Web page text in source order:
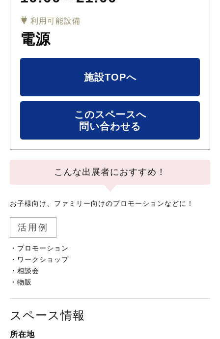
利用可能設備
電源
施設TOPへ
このスペースへ
問い合わせる
こんな出展者におすすめ！
お子様向け、ファミリー向けのプロモーションなどに！
活用例
・プロモーション
・ワークショップ
・相談会
・物販
スペース情報
所在地